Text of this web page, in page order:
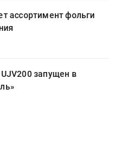
ассортимент фольги
запущен в